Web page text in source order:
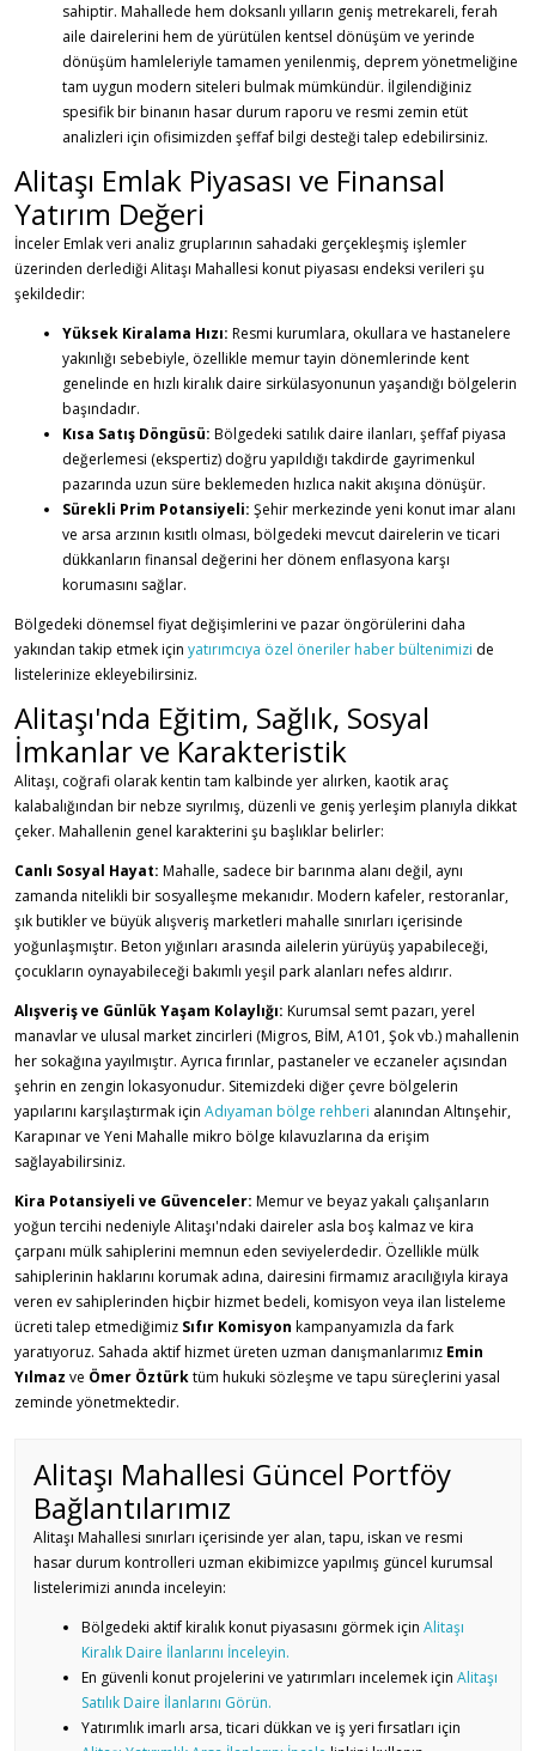
sahiptir. Mahallede hem doksanlı yılların geniş metrekareli, ferah
aile dairelerini hem de yürütülen kentsel dönüşüm ve yerinde
dönüşüm hamleleriyle tamamen yenilenmiş, deprem yönetmeliğine
tam uygun modern siteleri bulmak mümkündür. İlgilendiğiniz
spesifik bir binanın hasar durum raporu ve resmi zemin etüt
analizleri için ofisimizden şeffaf bilgi desteği talep edebilirsiniz.
Alitaşı Emlak Piyasası ve Finansal
Yatırım Değeri
İnceler Emlak veri analiz gruplarının sahadaki gerçekleşmiş işlemler
üzerinden derlediği Alitaşı Mahallesi konut piyasası endeksi verileri şu
şekildedir:
Yüksek Kiralama Hızı: Resmi kurumlara, okullara ve hastanelere
yakınlığı sebebiyle, özellikle memur tayin dönemlerinde kent
genelinde en hızlı kiralık daire sirkülasyonunun yaşandığı bölgelerin
başındadır.
Kısa Satış Döngüsü: Bölgedeki satılık daire ilanları, şeffaf piyasa
değerlemesi (ekspertiz) doğru yapıldığı takdirde gayrimenkul
pazarında uzun süre beklemeden hızlıca nakit akışına dönüşür.
Sürekli Prim Potansiyeli: Şehir merkezinde yeni konut imar alanı
ve arsa arzının kısıtlı olması, bölgedeki mevcut dairelerin ve ticari
dükkanların finansal değerini her dönem enflasyona karşı
korumasını sağlar.
Bölgedeki dönemsel fiyat değişimlerini ve pazar öngörülerini daha
yakından takip etmek için yatırımcıya özel öneriler haber bültenimizi de
listelerinize ekleyebilirsiniz.
Alitaşı'nda Eğitim, Sağlık, Sosyal
İmkanlar ve Karakteristik
Alitaşı, coğrafi olarak kentin tam kalbinde yer alırken, kaotik araç
kalabalığından bir nebze sıyrılmış, düzenli ve geniş yerleşim planıyla dikkat
çeker. Mahallenin genel karakterini şu başlıklar belirler:
Canlı Sosyal Hayat: Mahalle, sadece bir barınma alanı değil, aynı
zamanda nitelikli bir sosyalleşme mekanıdır. Modern kafeler, restoranlar,
şık butikler ve büyük alışveriş marketleri mahalle sınırları içerisinde
yoğunlaşmıştır. Beton yığınları arasında ailelerin yürüyüş yapabileceği,
çocukların oynayabileceği bakımlı yeşil park alanları nefes aldırır.
Alışveriş ve Günlük Yaşam Kolaylığı: Kurumsal semt pazarı, yerel
manavlar ve ulusal market zincirleri (Migros, BİM, A101, Şok vb.) mahallenin
her sokağına yayılmıştır. Ayrıca fırınlar, pastaneler ve eczaneler açısından
şehrin en zengin lokasyonudur. Sitemizdeki diğer çevre bölgelerin
yapılarını karşılaştırmak için Adıyaman bölge rehberi alanından Altınşehir,
Karapınar ve Yeni Mahalle mikro bölge kılavuzlarına da erişim
sağlayabilirsiniz.
Kira Potansiyeli ve Güvenceler: Memur ve beyaz yakalı çalışanların
yoğun tercihi nedeniyle Alitaşı'ndaki daireler asla boş kalmaz ve kira
çarpanı mülk sahiplerini memnun eden seviyelerdedir. Özellikle mülk
sahiplerinin haklarını korumak adına, dairesini firmamız aracılığıyla kiraya
veren ev sahiplerinden hiçbir hizmet bedeli, komisyon veya ilan listeleme
ücreti talep etmediğimiz Sıfır Komisyon kampanyamızla da fark
yaratıyoruz. Sahada aktif hizmet üreten uzman danışmanlarımız Emin
Yılmaz ve Ömer Öztürktüm hukuki sözleşme ve tapu süreçlerini yasal
zeminde yönetmektedir.
Alitaşı Mahallesi Güncel Portföy
Bağlantılarımız
Alitaşı Mahallesi sınırları içerisinde yer alan, tapu, iskan ve resmi
hasar durum kontrolleri uzman ekibimizce yapılmış güncel kurumsal
listelerimizi anında inceleyin:
Bölgedeki aktif kiralık konut piyasasını görmek için Alitaşı
Kiralık Daire İlanlarını İnceleyin.
En güvenli konut projelerini ve yatırımları incelemek için Alitaşı
Satılık Daire İlanlarını Görün.
Yatırımlık imarlı arsa, ticari dükkan ve iş yeri fırsatları için